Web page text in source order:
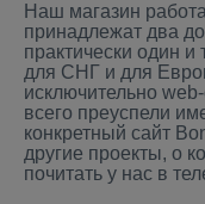
Наш магазин
принадлежат два
практически один и
для СНГ и для
исключительно
всего преуспели
конкретный сайт
другие проекты, о
почитать у нас в